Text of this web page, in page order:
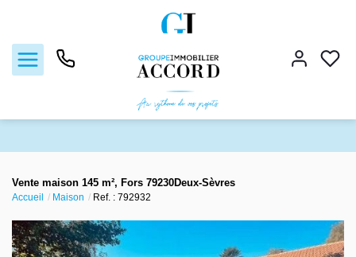
Locations
Estimation
Vente maison 145 m², Fors 79230Deux-Sèvres
Accueil Maison Ref. : 792932